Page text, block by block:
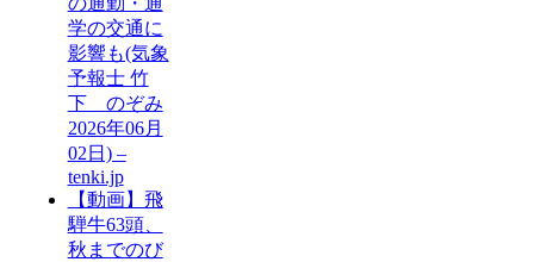
学の交通に
影響も(気象
予報士 竹
下 のぞみ
2026年06月
02日) –
tenki.jp
【動画】飛
騨牛63頭、
秋までのび